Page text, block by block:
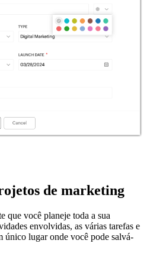
de marketing
que você planeje toda a sua
envolvidas, as várias tarefas e
único lugar onde você pode salvá-